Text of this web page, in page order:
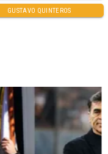
GUSTAVO QUINTEROS